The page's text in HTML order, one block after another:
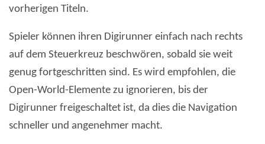
vorherigen Titeln.
Spieler können ihren Digirunner einfach nach rechts
auf dem Steuerkreuz beschwören, sobald sie weit
genug fortgeschritten sind. Es wird empfohlen, die
Open-World-Elemente zu ignorieren, bis der
Digirunner freigeschaltet ist, da dies die Navigation
schneller und angenehmer macht.